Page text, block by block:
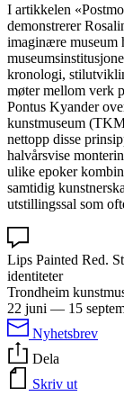
I artikkelen
demonstrerer
imaginære museum
kronologi,
møter mellom verk
Pontus Kyander
kunstmuseum
nettopp disse
halvårsvise
ulike epoker
samtidig
utstillingssal som
Lips Painted Red.
identiteter
Trondheim
22 juni — 15
Nyhetsbrev
Dela
Skriv ut